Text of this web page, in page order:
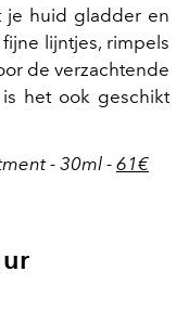
je huid gladder en
lijntjes, rimpels
de verzachtende
het ook geschikt
- 30ml -61€